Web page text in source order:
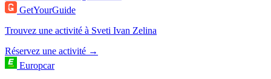
GetYourGuide
Trouvez une activité à Sveti Ivan Zelina
Réservez une activité →
Europcar